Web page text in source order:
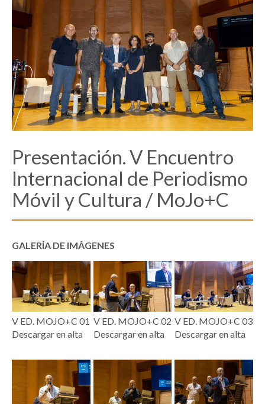
Presentación. V Encuentro
Internacional de Periodismo
Móvil y Cultura / MoJo+C
GALERÍA DE IMÁGENES
V ED. MOJO+C 01
Descargar en alta
V ED. MOJO+C 02
Descargar en alta
V ED. MOJO+C 03
Descargar en alta